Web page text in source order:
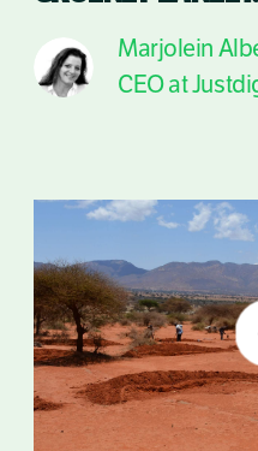
Marjolein
CEO at